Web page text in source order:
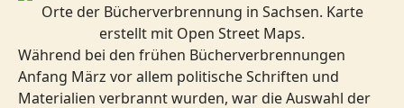
Orte der Bücherverbrennung in Sachsen. Karte
erstellt mit Open Street Maps.
Während bei den frühen Bücherverbrennungen
Anfang März vor allem politische Schriften und
Materialien verbrannt wurden, war die Auswahl der